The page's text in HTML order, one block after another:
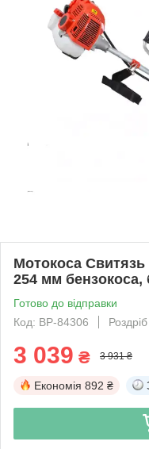
Мотокоса Свитязь
254 мм
Готово до відправки
Код: BP-84306
Роздріб
3 039 ₴ 3 931 ₴
Економія 892 ₴